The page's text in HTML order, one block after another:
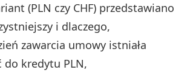
(PLN czy CHF) przedstawiano
i dlaczego,
zawarcia umowy istniała
do kredytu PLN,